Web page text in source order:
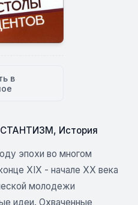
в
, История
эпохи во многом
XIX - начале XX века
молодежи
идеи. Охваченные